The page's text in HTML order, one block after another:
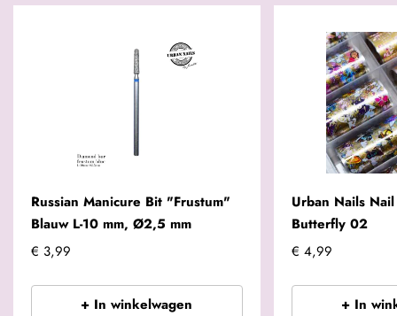
Russian Manicure Bit "Frustum"
Blauw L-10 mm, Ø2,5 mm
€ 3,99
+ In winkelwagen
Urban Nails
Butterfly 02
€ 4,99
+ In